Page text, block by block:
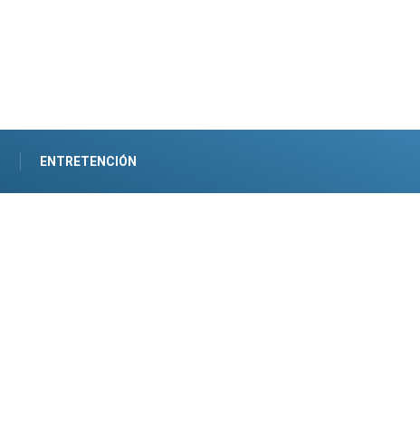
ENTRETENCIÓN